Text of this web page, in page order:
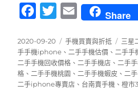
F
c
e
b
o
T
it
te
r
E
m
ai
l
Share
發
佈
日
期:
2020-09-20
分
類
手機買賣與折抵
標
籤
三星
手手機iphone 、 二手手機估價 、 二手手
二手手機回收價格 、 二手手機店 、 二手
格 、 二手手機桃園 、 二手手機蝦皮 、 二
二手iphone專賣店 、 台南賣手機 、橙市